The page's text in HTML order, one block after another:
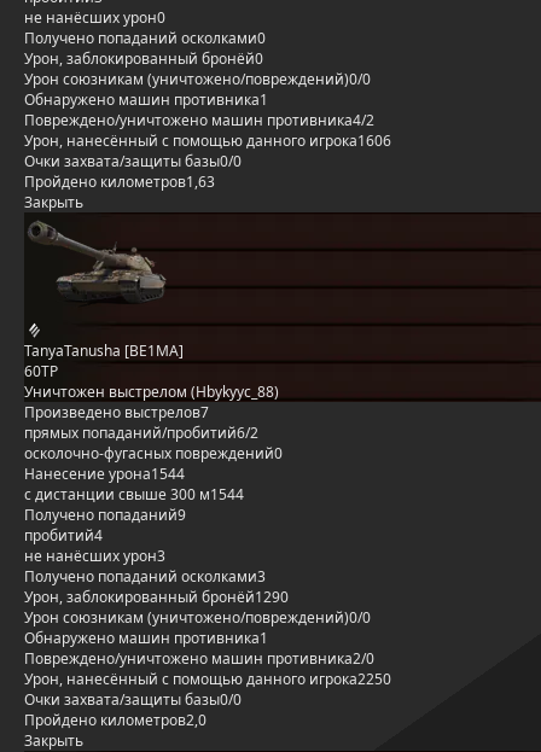
не нанёсших урон0
Получено попаданий осколками0
Урон, заблокированный бронёй0
Урон союзникам (уничтожено/повреждений)0/0
Обнаружено машин противника1
Повреждено/уничтожено машин противника4/2
Урон, нанесённый с помощью данного игрока1606
Очки захвата/защиты базы0/0
Пройдено километров1,63
Закрыть
TanyaTanusha [BE1MA]
60TP
Уничтожен выстрелом (Hbykyyc_88)
Произведено выстрелов7
прямых попаданий/пробитий6/2
осколочно-фугасных повреждений0
Нанесение урона1544
с дистанции свыше 300 м1544
Получено попаданий9
пробитий4
не нанёсших урон3
Получено попаданий осколками3
Урон, заблокированный бронёй1290
Урон союзникам (уничтожено/повреждений)0/0
Обнаружено машин противника1
Повреждено/уничтожено машин противника2/0
Урон, нанесённый с помощью данного игрока2250
Очки захвата/защиты базы0/0
Пройдено километров2,0
Закрыть